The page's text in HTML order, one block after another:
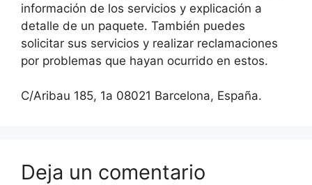
información de los servicios y explicación a
detalle de un paquete. También puedes
solicitar sus servicios y realizar reclamaciones
por problemas que hayan ocurrido en estos.
C/Aribau 185, 1a 08021 Barcelona, España.
Deja un comentario